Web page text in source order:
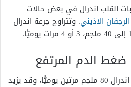
القلب اندرال في بعض حالات
الرجفان الاذيني. وتتراوح جرعة اندرال
ضغط الدم المرتفع
عادة ما يبدأ الطبيب بجرعة اندرال 80 ملجم مرتين يوميًّا، وقد يزيد